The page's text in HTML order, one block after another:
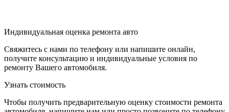
Индивидуальная оценка ремонта авто
Свяжитесь с нами по телефону или напишите онлайн,
получите консультацию и индивидуальные условия по
ремонту Вашего автомобиля.
Узнать стоимость
Чтобы получить предварительную оценку стоимости ремонта